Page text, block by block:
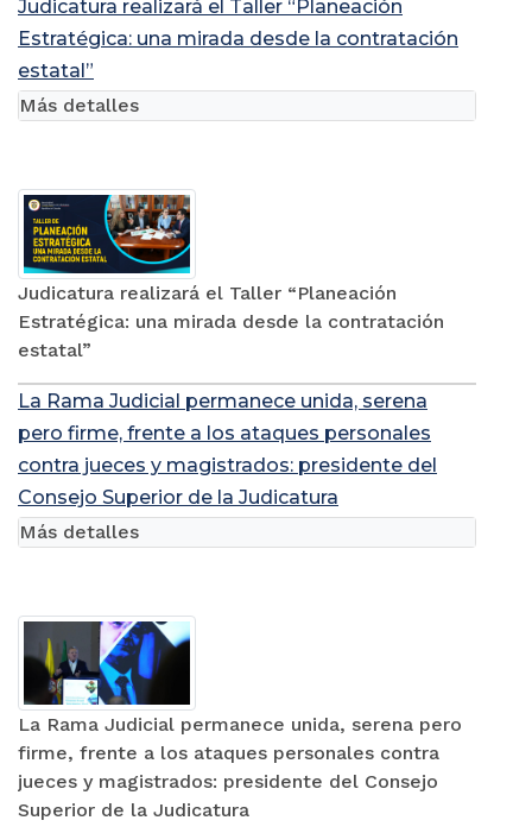
Judicatura realizará el Taller “Planeación
Estratégica: una mirada desde la contratación
estatal”
Judicatura realizará el Taller “Planeación
Estratégica: una mirada desde la contratación
estatal”
Más detalles
La Rama Judicial permanece unida, serena
pero firme, frente a los ataques personales
contra jueces y magistrados: presidente del
Consejo Superior de la Judicatura
La Rama Judicial permanece unida, serena pero
firme, frente a los ataques personales contra
jueces y magistrados: presidente del Consejo
Superior de la Judicatura
Más detalles